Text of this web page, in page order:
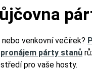
venkovní večírek?
pronájem párty stanů
pro vaše hosty.